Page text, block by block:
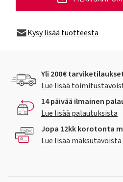
Kysy lisää tuotteesta
Yli 200€
Lue lisää
14 päivää ilmainen
Lue lisää palautuksista
Jopa 12kk korotonta
Lue lisää maksutavoista